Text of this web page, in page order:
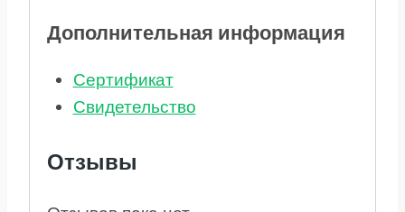
Дополнительная информация
Сертификат
Свидетельство
Отзывы